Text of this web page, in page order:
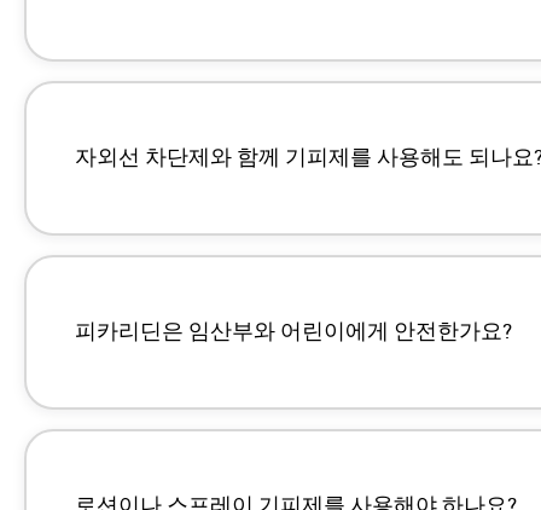
https://pmc.ncbi.nlm.nih.gov/articles/
자외선 차단제와 함께 기피제를 사용해도 되나요
https://help.sawyer.com/en-us/
피카리딘은 임산부와 어린이에게 안전한가요?